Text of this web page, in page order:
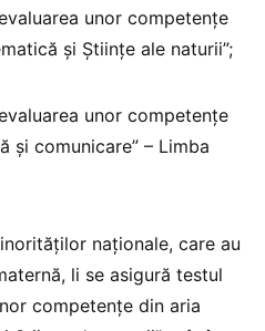
unor competențe
și Științe ale naturii”;
unor competențe
și comunicare” – Limba
naționale, care au
li se asigură testul
competențe din aria